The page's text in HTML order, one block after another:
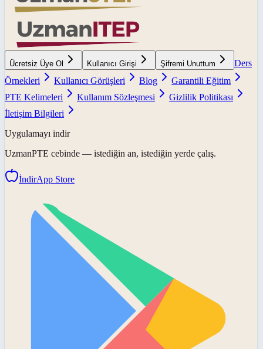
Ücretsiz Üye Ol Kullanıcı Girişi Şifremi Unuttum
Ders
Örnekleri
Kullanıcı Görüşleri Blog
Garantili Eğitim
PTE Kelimeleri
Kullanım Sözleşmesi
Gizlilik Politikası
İletişim Bilgileri
Uygulamayı indir
UzmanPTE cebinde — istediğin an, istediğin yerde çalış.
İndirApp Store